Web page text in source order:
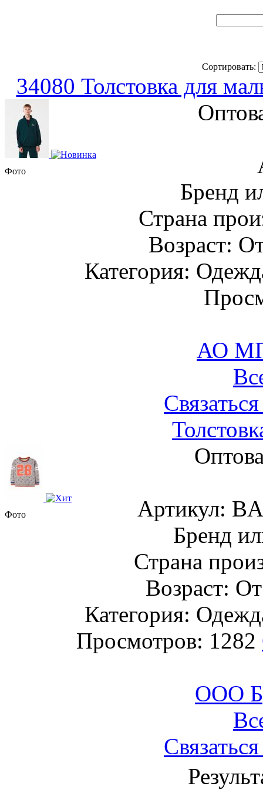
Сортировать:
34080 Толстовка для
Фото
Бренд
Страна
Возраст:
Категория:
АО
Фото
Артикул:
Бренд
Страна
Возраст:
Категория:
Просмотров: 1282
ООО